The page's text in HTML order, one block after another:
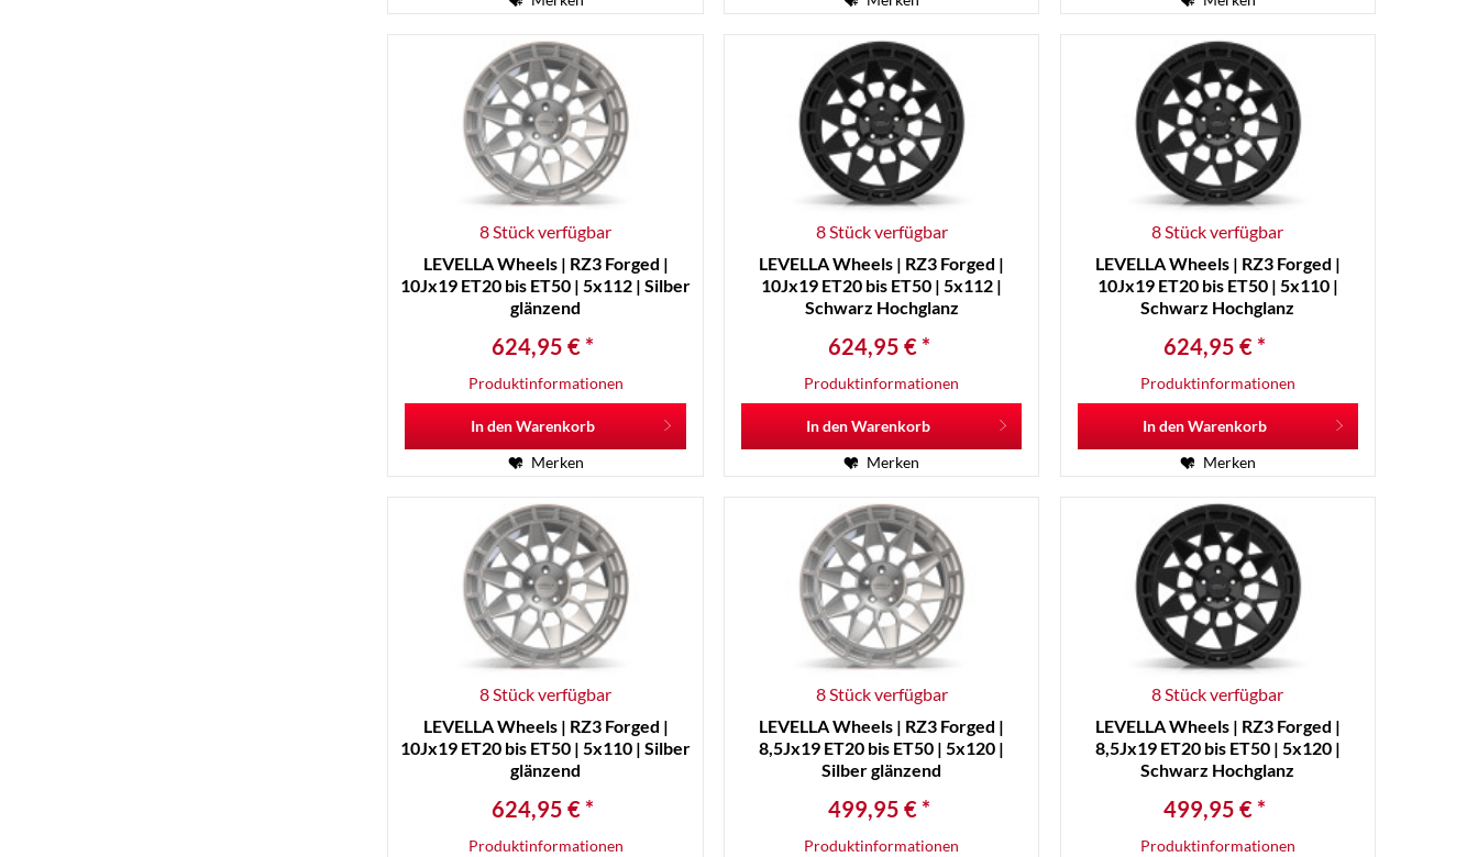
8 Stück verfügbar
LEVELLA Wheels | RZ3 Forged |
10Jx19 ET20 bis ET50 | 5x112 | Silber
glänzend
624,95 € *
Produktinformationen
In den Warenkorb
Merken
8 Stück verfügbar
LEVELLA Wheels | RZ3 Forged |
10Jx19 ET20 bis ET50 | 5x112 |
Schwarz Hochglanz
624,95 € *
Produktinformationen
In denWarenkorb
Merken
8 Stück verfügbar
LEVELLA Wheels | RZ3 Forged |
10Jx19 ET20 bis ET50 | 5x110 |
Schwarz Hochglanz
624,95 € *
Produktinformationen
In denWarenkorb
Merken
8 Stück verfügbar
LEVELLA Wheels | RZ3 Forged |
10Jx19 ET20 bis ET50 | 5x110 | Silber
glänzend
624,95 € *
Produktinformationen
8 Stück verfügbar
LEVELLA Wheels | RZ3 Forged |
8,5Jx19 ET20 bis ET50 | 5x120 |
Silber glänzend
499,95 € *
Produktinformationen
8 Stück verfügbar
LEVELLA Wheels | RZ3 Forged |
8,5Jx19 ET20 bis ET50 | 5x120 |
Schwarz Hochglanz
499,95 € *
Produktinformationen